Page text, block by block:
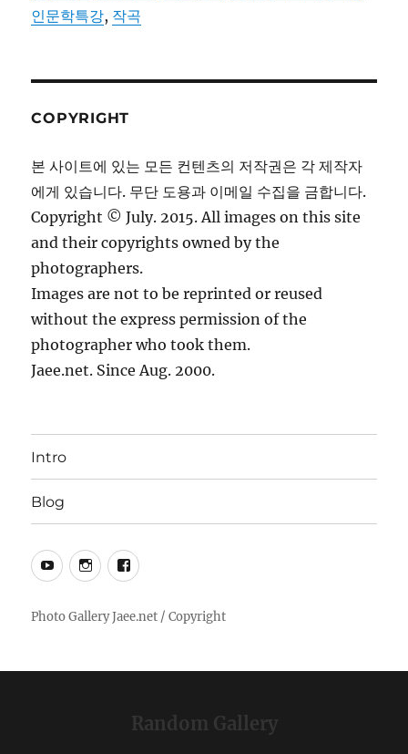
인문학특강, 작곡
COPYRIGHT
본 사이트에 있는 모든 컨텐츠의 저작권은 각 제작자
에게 있습니다. 무단 도용과 이메일 수집을 금합니다.
Copyright © July. 2015. All images on this site
and their copyrights owned by the
photographers.
Images are not to be reprinted or reused
without the express permission of the
photographer who took them.
Jaee.net. Since Aug. 2000.
Intro
Blog
YouTubeInstagramFacebook
Random Gallery